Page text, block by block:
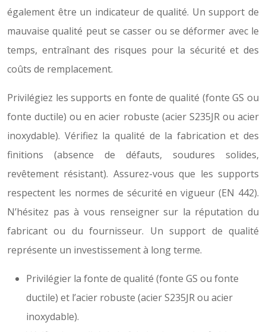
également être un indicateur de qualité. Un support de
mauvaise qualité peut se casser ou se déformer avec le
temps, entraînant des risques pour la sécurité et des
coûts de remplacement.
Privilégiez les supports en fonte de qualité (fonte GS ou
fonte ductile) ou en acier robuste (acier S235JR ou acier
inoxydable). Vérifiez la qualité de la fabrication et des
finitions (absence de défauts, soudures solides,
revêtement résistant). Assurez-vous que les supports
respectent les normes de sécurité en vigueur (EN 442).
N’hésitez pas à vous renseigner sur la réputation du
fabricant ou du fournisseur. Un support de qualité
représente un investissement à long terme.
Privilégier la fonte de qualité (fonte GS ou fonte
ductile) et l’acier robuste (acier S235JR ou acier
inoxydable).